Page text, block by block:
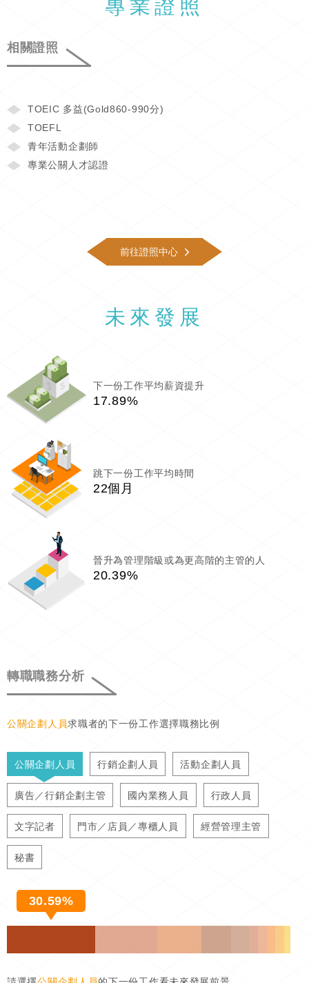
專業證照
相關證照
TOEIC 多益(Gold860-990分)
TOEFL
青年活動企劃師
專業公關人才認證
前往證照中心
未來發展
下一份工作平均薪資提升
17.89%
跳下一份工作平均時間
22個月
晉升為管理階級或為更高階的主管的人
20.39%
轉職職務分析
公關企劃人員求職者的下一份工作選擇職務比例
公關企劃人員 行銷企劃人員 活動企劃人員
廣告／行銷企劃主管 國內業務人員 行政人員
文字記者 門市／店員／專櫃人員 經營管理主管
秘書
30.59%